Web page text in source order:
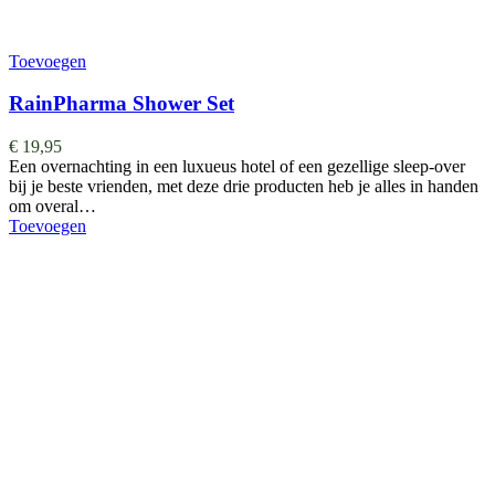
Toevoegen
RainPharma Shower Set
€ 19,95
Een overnachting in een luxueus hotel of een gezellige sleep-over
bij je beste vrienden, met deze drie producten heb je alles in handen
om overal…
Toevoegen